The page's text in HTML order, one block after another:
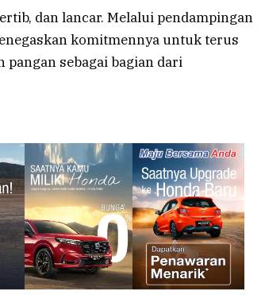
dan lancar. Melalui pendampingan
komitmennya untuk terus
sebagai bagian dari